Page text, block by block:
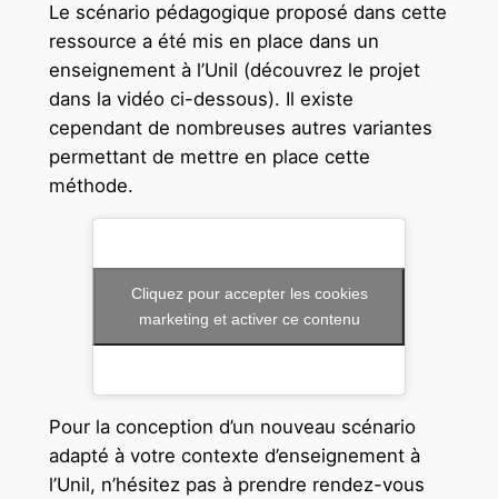
Le scénario pédagogique proposé dans cette
ressource a été mis en place dans un
enseignement à l’Unil (découvrez le projet
dans la vidéo ci-dessous). Il existe
cependant de nombreuses autres variantes
permettant de mettre en place cette
méthode.
Cliquez pour accepter les cookies
marketing et activer ce contenu
Pour la conception d’un nouveau scénario
adapté à votre contexte d’enseignement à
l’Unil, n’hésitez pas à prendre rendez-vous